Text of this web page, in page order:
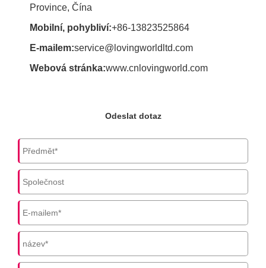
Province, Čína
Mobilní, pohybliví:+86-13823525864
E-mailem:service@lovingworldltd.com
Webová stránka:www.cnlovingworld.com
Odeslat dotaz